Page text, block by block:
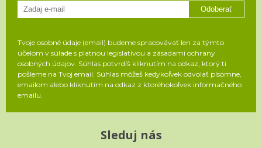
Odoberať
Tvoje osobné údaje (email) budeme spracovávať len za týmto
účelom v súlade s platnou legislatívou a zásadami ochrany
osobných údajov. Súhlas potvrdíš kliknutím na odkaz, ktorý ti
pošleme na Tvoj email. Súhlas môžeš kedykoľvek odvolať písomne,
emailom alebo kliknutím na odkaz z ktoréhokoľvek informačného
emailu.
Sleduj nás